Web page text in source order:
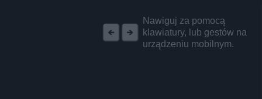
Nawiguj za pomocą
klawiatury, lub gestów na
urządzeniu mobilnym.